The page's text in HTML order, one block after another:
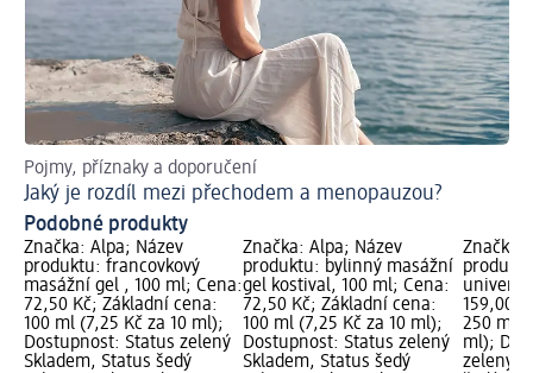
Pojmy, příznaky a doporučení
Jaký je rozdíl mezi přechodem a menopauzou?
Podobné produkty
Značka: Alpa; Název
produktu: francovkový
masážní gel , 100 ml; Cena:
72,50 Kč; Základní cena:
100 ml (7,25 Kč za 10 ml);
Dostupnost: Status zelený
Skladem, Status šedý
Značka: Alpa; Název
produktu: bylinný masážní
gel kostival, 100 ml; Cena:
72,50 Kč; Základní cena:
100 ml (7,25 Kč za 10 ml);
Dostupnost: Status zelený
Skladem, Status šedý
Značka:
159,00
250 ml
ml);
zelený